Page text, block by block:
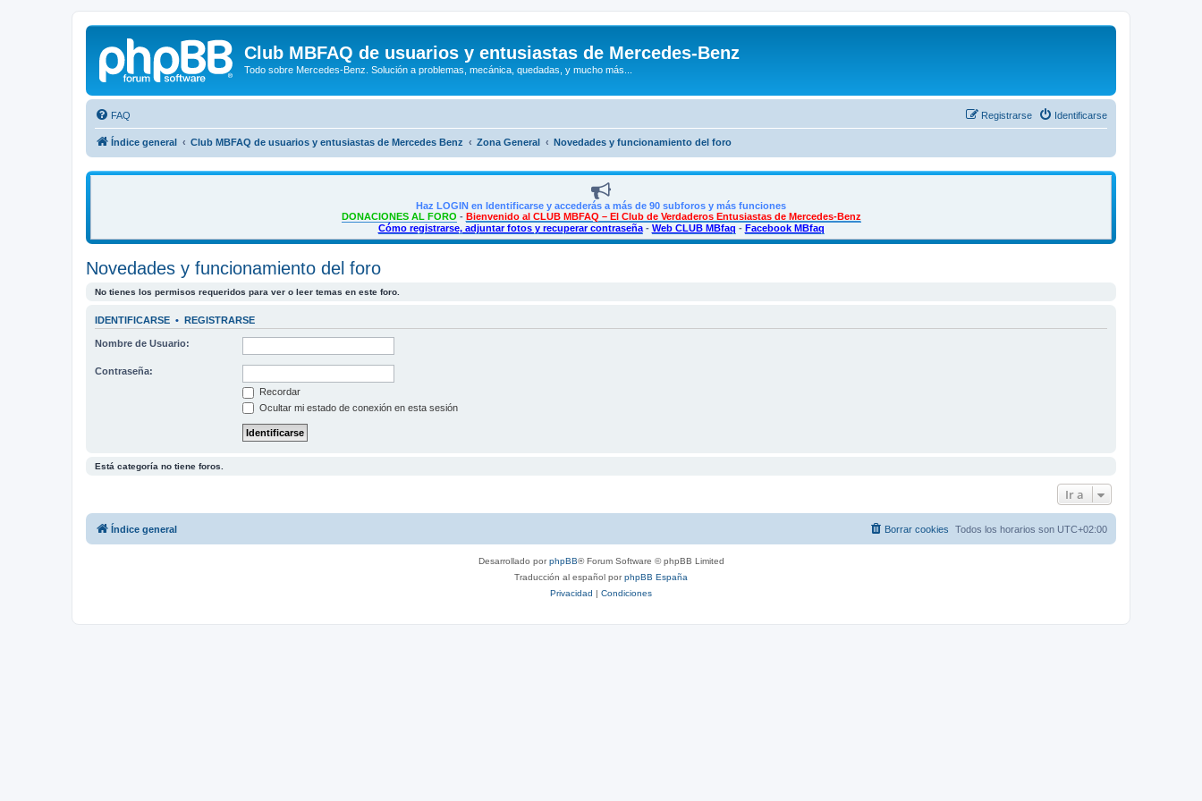
Club MBFAQ de usuarios y entusiastas de Mercedes-Benz
Todo sobre Mercedes-Benz. Solución a problemas, mecánica, quedadas, y mucho más...
FAQ Identificarse
Registrarse
Índice general Club MBFAQ de usuarios y entusiastas de Mercedes Benz Zona General Novedades y funcionamiento del foro
Haz LOGIN en Identificarse y accederás a más de 90 subforos y más funciones
DONACIONES AL FORO - Bienvenido al CLUB MBFAQ – El Club de Verdaderos Entusiastas de Mercedes-Benz
Cómo registrarse, adjuntar fotos y recuperar contraseña- Web CLUB MBfaq - Facebook MBfaq
Novedades y funcionamiento del foro
No tienes los permisos requeridos para ver o leer temas en este foro.
IDENTIFICARSE • REGISTRARSE
Nombre de Usuario:
Contraseña:
Recordar
Ocultar mi estado de conexión en esta sesión
Está categoría no tiene foros.
Ir a
Índice general Todos los horarios son UTC+02:00
Borrar cookies
Desarrollado porphpBB® Forum Software © phpBB Limited
Traducción al español porphpBB España
Privacidad | Condiciones